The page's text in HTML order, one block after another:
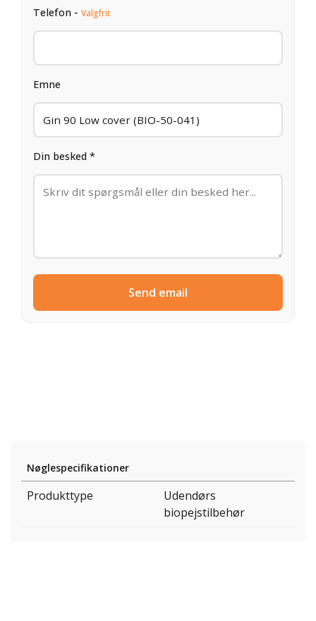
Telefon - Valgfrit
Emne
Din besked *
Send email
Nøglespecifikationer
Produkttype
Udendørs
biopejstilbehør